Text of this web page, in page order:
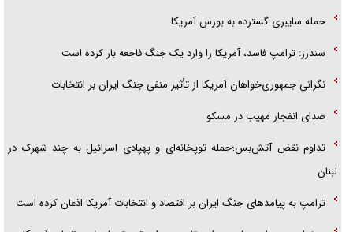
حمله سایبری گسترده به بورس آمریکا
سندرز: ترامپ فاسد، آمریکا را وارد یک جنگ فاجعه بار کرده است
نگرانی جمهوری‌خواهان آمریکا از تأثیر منفی جنگ ایران بر انتخابات
صدای انفجار مهیب در مسکو
تداوم نقض آتش‌بس؛حمله توپخانه‌ای و پهپادی اسرائیل به چند شهرک در
لبنان
ترامپ به پیامدهای جنگ ایران بر اقتصاد و انتخابات آمریکا اذعان کرده است